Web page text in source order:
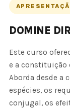
DOMINE
Este curso
e a constituição
Aborda desde a
espécies, os
conjugal, os